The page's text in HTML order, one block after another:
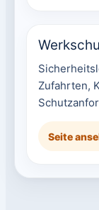
Zufahrten,
Seite